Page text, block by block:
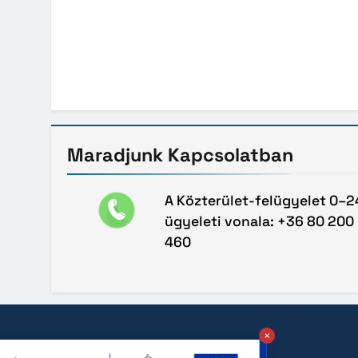
Maradjunk Kapcsolatban
A Közterület-felügyelet
ügyeleti vonala: +36 80 200
460
×